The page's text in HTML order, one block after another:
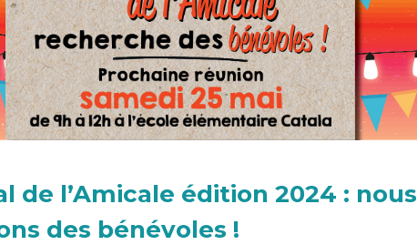
de l’Amicale édition 2024 : nous
des bénévoles !